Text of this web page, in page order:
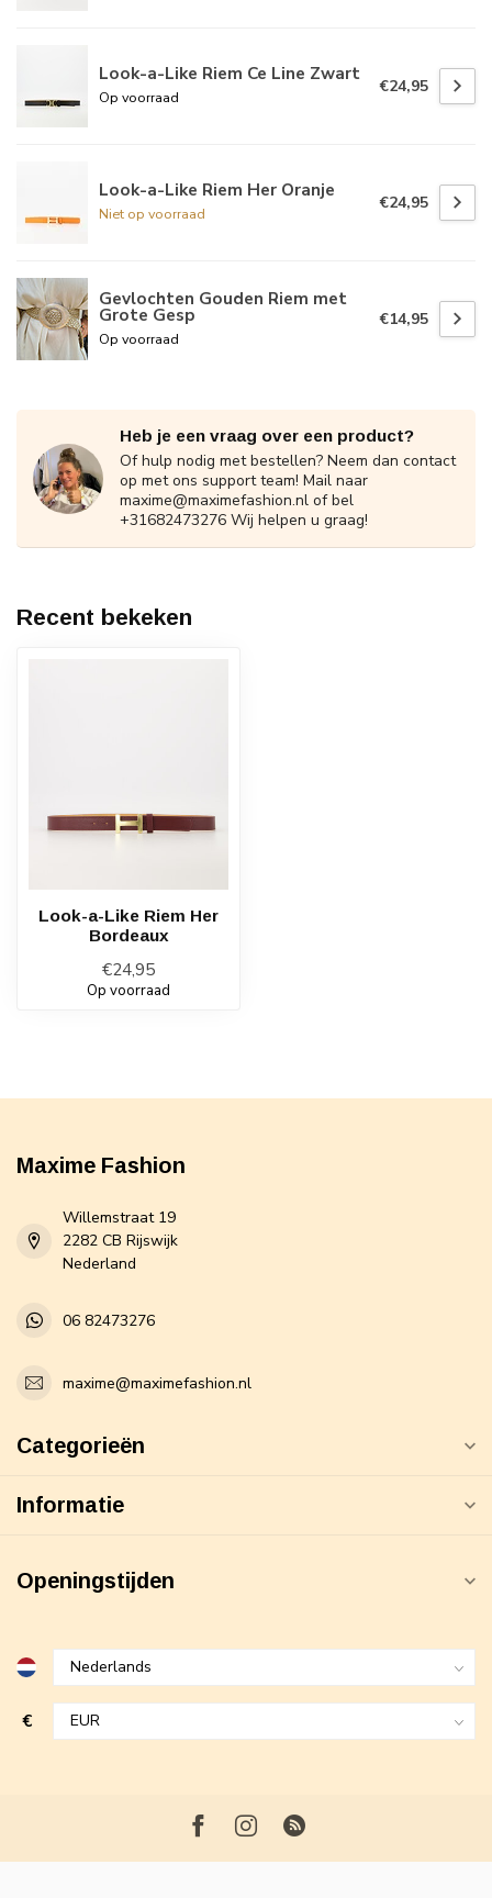
Look-a-Like Riem Ce Line Zwart
Op voorraad
€24,95
Look-a-Like Riem Her Oranje
Niet op voorraad
€24,95
Gevlochten Gouden Riem met
Grote Gesp
Op voorraad
€14,95
Heb je een vraag over een product?
Of hulp nodig met bestellen? Neem dan contact
op met ons support team! Mail naar
maxime@maximefashion.nl of bel
+31682473276 Wij helpen u graag!
Recent bekeken
Look-a-Like Riem Her
Bordeaux
€24,95
Op voorraad
Maxime Fashion
Willemstraat 19
2282 CB Rijswijk
Nederland
06 82473276
maxime@maximefashion.nl
Categorieën
Informatie
Openingstijden
€